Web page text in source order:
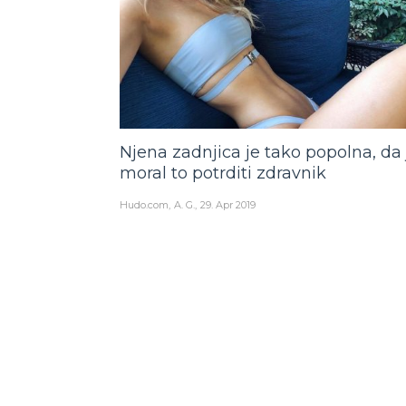
Njena zadnjica je tako popolna, da
moral to potrditi zdravnik
Hudo.com A. G. 29. Apr 2019